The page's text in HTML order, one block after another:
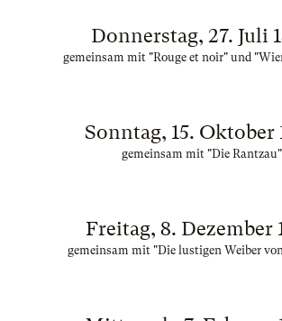
Donnerstag, 27. Juli
gemeinsam mit "Rouge et noir" und
Sonntag, 15. Oktober
gemeinsam mit "Die Rantzau"
Freitag, 8. Dezember
gemeinsam mit "Die lustigen Weiber